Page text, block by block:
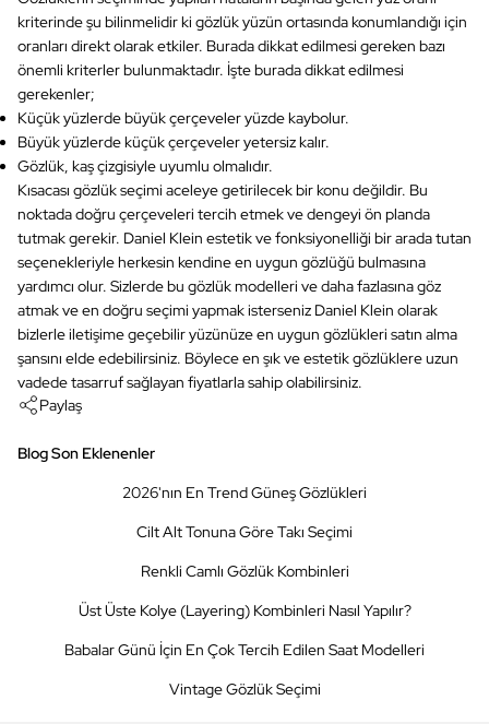
kriterinde şu bilinmelidir ki gözlük yüzün ortasında konumlandığı için
oranları direkt olarak etkiler. Burada dikkat edilmesi gereken bazı
önemli kriterler bulunmaktadır. İşte burada dikkat edilmesi
gerekenler;
Küçük yüzlerde büyük çerçeveler yüzde kaybolur.
Büyük yüzlerde küçük çerçeveler yetersiz kalır.
Gözlük, kaş çizgisiyle uyumlu olmalıdır.
Kısacası gözlük seçimi aceleye getirilecek bir konu değildir. Bu
noktada doğru çerçeveleri tercih etmek ve dengeyi ön planda
tutmak gerekir. Daniel Klein estetik ve fonksiyonelliği bir arada tutan
seçenekleriyle herkesin kendine en uygun gözlüğü bulmasına
yardımcı olur. Sizlerde bu gözlük modelleri ve daha fazlasına göz
atmak ve en doğru seçimi yapmak isterseniz Daniel Klein olarak
bizlerle iletişime geçebilir yüzünüze en uygun gözlükleri satın alma
şansını elde edebilirsiniz. Böylece en şık ve estetik gözlüklere uzun
vadede tasarruf sağlayan fiyatlarla sahip olabilirsiniz.
Paylaş
Blog Son Eklenenler
2026'nın En Trend Güneş Gözlükleri
Cilt Alt Tonuna Göre Takı Seçimi
Renkli Camlı Gözlük Kombinleri
Üst Üste Kolye (Layering) Kombinleri Nasıl Yapılır?
Babalar Günü İçin En Çok Tercih Edilen Saat Modelleri
Vintage Gözlük Seçimi